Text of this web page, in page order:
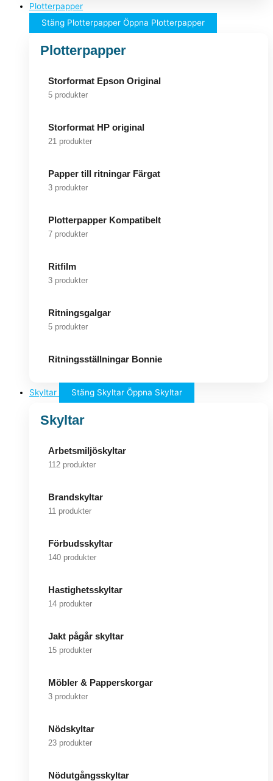
Plotterpapper
Stäng Plotterpapper Öppna Plotterpapper
Plotterpapper
Storformat Epson Original
5 produkter
Storformat HP original
21 produkter
Papper till ritningar Färgat
3 produkter
Plotterpapper Kompatibelt
7 produkter
Ritfilm
3 produkter
Ritningsgalgar
5 produkter
Ritningsställningar Bonnie
Skyltar Stäng Skyltar Öppna Skyltar
Skyltar
Arbetsmiljöskyltar
112 produkter
Brandskyltar
11 produkter
Förbudsskyltar
140 produkter
Hastighetsskyltar
14 produkter
Jakt pågår skyltar
15 produkter
Möbler & Papperskorgar
3 produkter
Nödskyltar
23 produkter
Nödutgångsskyltar